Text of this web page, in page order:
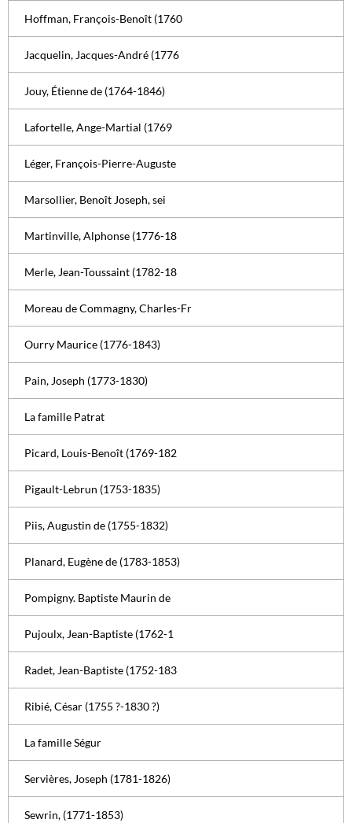
Hoffman, François-Benoît (1760
Jacquelin, Jacques-André (1776
Jouy, Étienne de (1764-1846)
Lafortelle, Ange-Martial (1769
Léger, François-Pierre-Auguste
Marsollier, Benoît Joseph, sei
Martinville, Alphonse (1776-18
Merle, Jean-Toussaint (1782-18
Moreau de Commagny, Charles-Fr
Ourry Maurice (1776-1843)
Pain, Joseph (1773-1830)
La famille Patrat
Picard, Louis-Benoît (1769-182
Pigault-Lebrun (1753-1835)
Piis, Augustin de (1755-1832)
Planard, Eugène de (1783-1853)
Pompigny. Baptiste Maurin de
Pujoulx, Jean-Baptiste (1762-1
Radet, Jean-Baptiste (1752-183
Ribié, César (1755 ?-1830 ?)
La famille Ségur
Servières, Joseph (1781-1826)
Sewrin, (1771-1853)